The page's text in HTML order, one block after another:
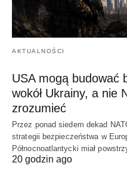
AKTUALNOŚCI
USA mogą budować
wokół Ukrainy, a nie
zrozumieć
Przez ponad siedem dekad
strategii bezpieczeństwa w
Północnoatlantycki miał
20 godzin ago